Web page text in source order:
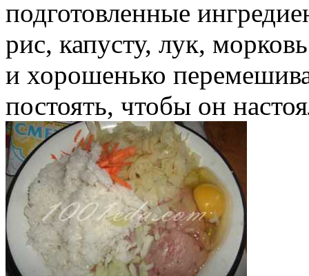
подготовленные
рис, капусту, лук,
и хорошенько
постоять, чтобы он